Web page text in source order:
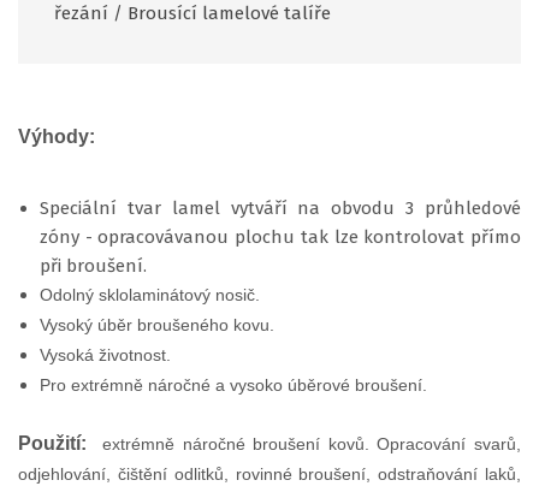
řezání / Brousící lamelové talíře
Výhody:
Speciální tvar lamel vytváří na obvodu 3 průhledové
zóny - opracovávanou plochu tak lze kontrolovat přímo
při broušení.
Odolný sklolaminátový nosič.
Vysoký úběr broušeného kovu.
Vysoká životnost.
Pro extrémně náročné a vysoko úběrové broušení.
Použití: extrémně náročné broušení kovů. Opracování svarů,
odjehlování, čištění odlitků, rovinné broušení, odstraňování laků,